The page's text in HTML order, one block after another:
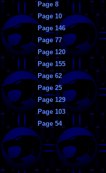
Page 8
Page 10
Page 146
Page 77
Page 120
Page 155
Page 62
Page 25
Page 129
Page 103
Page 54